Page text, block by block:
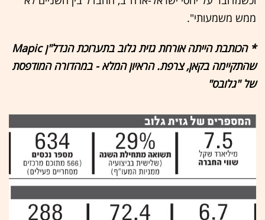
ממש משמעותי".
* הכותבת הייתה אורחת גזית גלוב בתערוכת הנדל"ן Mapic
שהתקיימה בקאן, צרפת. הראיון המלא - במהדורה המודפסת
של "גלובס"